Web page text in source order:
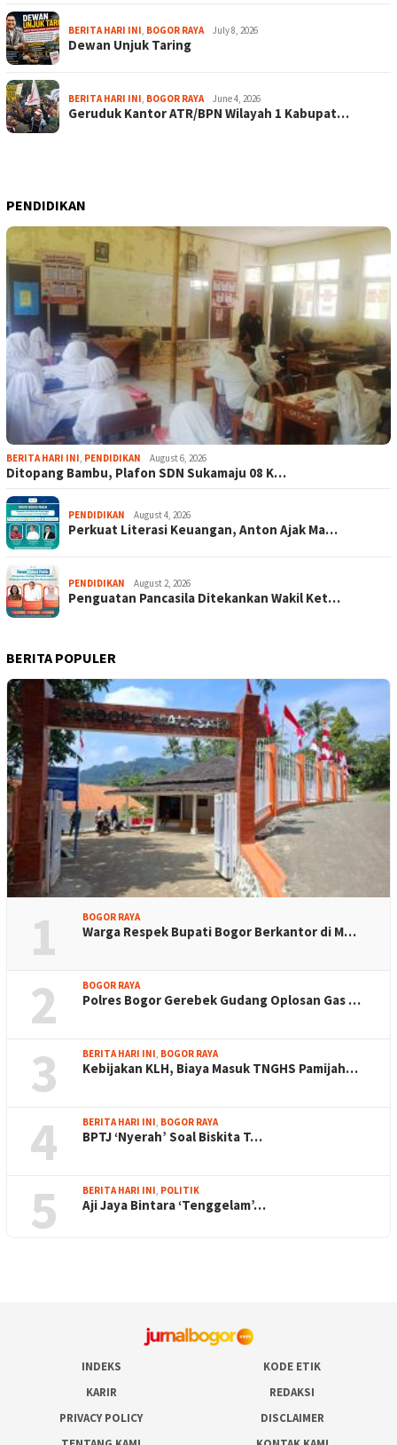
BERITA HARI INI, BOGOR RAYA July 8, 2026
Dewan Unjuk Taring
BERITA HARI INI, BOGOR RAYA June 4, 2026
Geruduk Kantor ATR/BPN Wilayah 1 Kabupat…
PENDIDIKAN
BERITA HARI INI, PENDIDIKAN August 6, 2026
Ditopang Bambu, Plafon SDN Sukamaju 08 K…
PENDIDIKAN August 4, 2026
Perkuat Literasi Keuangan, Anton Ajak Ma…
PENDIDIKAN August 2, 2026
Penguatan Pancasila Ditekankan Wakil Ket…
BERITA POPULER
1 BOGOR RAYA
Warga Respek Bupati Bogor Berkantor di M…
2 BOGOR RAYA
Polres Bogor Gerebek Gudang Oplosan Gas …
3 BERITA HARI INI, BOGOR RAYA
Kebijakan KLH, Biaya Masuk TNGHS Pamijah…
4 BERITA HARI INI, BOGOR RAYA
BPTJ ‘Nyerah’ Soal Biskita T…
5 BERITA HARI INI, POLITIK
Aji Jaya Bintara ‘Tenggelam’…
INDEKS
KODE ETIK
KARIR
REDAKSI
PRIVACY POLICY
DISCLAIMER